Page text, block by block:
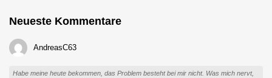
Neueste Kommentare
AndreasC63
Habe meine heute bekommen, das Problem besteht bei mir nicht. Was mich nervt,